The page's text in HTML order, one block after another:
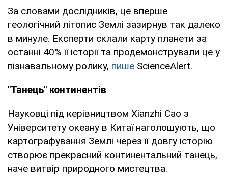
За словами дослідників, це вперше
геологічний літопис Землі зазирнув так далеко
в минуле. Експерти склали карту планети за
останні 40% її історії та продемонстрували це у
пізнавальному ролику, пише ScienceAlert.
"Танець" континентів
Науковці під керівництвом Xianzhi Cao з
Університету океану в Китаї наголошують, що
картографування Землі через її довгу історію
створює прекрасний континентальний танець,
наче витвір природного мистецтва.